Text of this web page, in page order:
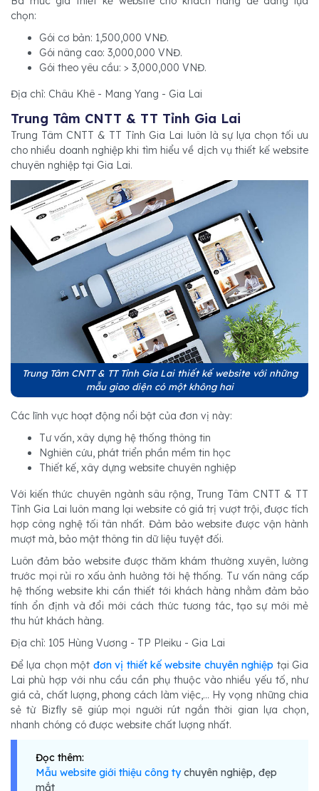
chọn:
Gói cơ bản: 1,500,000 VNĐ.
Gói nâng cao: 3,000,000 VNĐ.
Gói theo yêu cầu: > 3,000,000 VNĐ.
Địa chỉ: Châu Khê - Mang Yang - Gia Lai
Trung Tâm CNTT & TT Tỉnh Gia Lai
Trung Tâm CNTT & TT Tỉnh Gia Lai luôn là sự lựa chọn tối ưu
cho nhiều doanh nghiệp khi tìm hiểu về dịch vụ thiết kế website
chuyên nghiệp tại Gia Lai.
Trung Tâm CNTT & TT Tỉnh Gia Lai thiết kế website với những
mẫu giao diện có một không hai
Các lĩnh vực hoạt động nổi bật của đơn vị này:
Tư vấn, xây dựng hệ thống thông tin
Nghiên cứu, phát triển phần mềm tin học
Thiết kế, xây dựng website chuyên nghiệp
Với kiến thức chuyên ngành sâu rộng, Trung Tâm CNTT & TT
Tỉnh Gia Lai luôn mang lại website có giá trị vượt trội, được tích
hợp công nghệ tối tân nhất. Đảm bảo website được vận hành
mượt mà, bảo mật thông tin dữ liệu tuyệt đối.
Luôn đảm bảo website được thăm khám thường xuyên, lường
trước mọi rủi ro xấu ảnh hưởng tới hệ thống. Tư vấn nâng cấp
hệ thống website khi cần thiết tới khách hàng nhằm đảm bảo
tính ổn định và đổi mới cách thức tương tác, tạo sự mới mẻ
thu hút khách hàng.
Địa chỉ: 105 Hùng Vương - TP Pleiku - Gia Lai
Để lựa chọn một đơn vị thiết kế website chuyên nghiệp tại Gia
Lai phù hợp với nhu cầu cần phụ thuộc vào nhiều yếu tố, như
giá cả, chất lượng, phong cách làm việc,... Hy vọng những chia
sẻ từ Bizfly sẽ giúp mọi người rút ngắn thời gian lựa chọn,
nhanh chóng có được website chất lượng nhất.
Đọc thêm:
Mẫu website giới thiệu công tychuyên nghiệp, đẹp
mắt